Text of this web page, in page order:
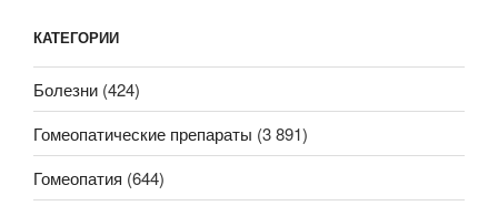
КАТЕГОРИИ
Болезни (424)
Гомеопатические препараты (3 891)
Гомеопатия (644)